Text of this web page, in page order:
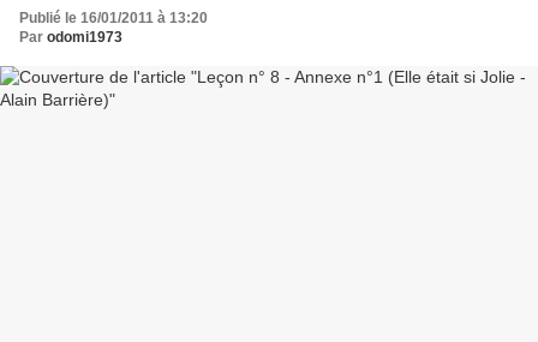
Publié le 16/01/2011 à 13:20
Par odomi1973